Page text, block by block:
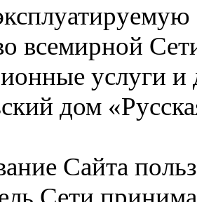
всемирной
услуги
дом
Сайта